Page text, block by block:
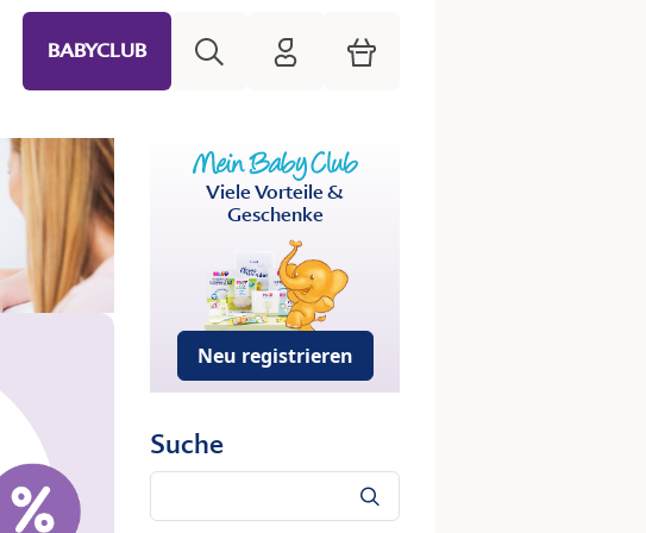
BABYCLUB HiPP Mein Babyclub
Warenkorb
Viele Vorteile &
Geschenke
Neu registrieren
Suche